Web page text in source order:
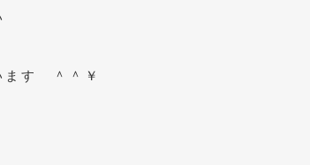
ます ＾＾￥